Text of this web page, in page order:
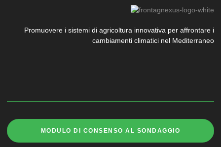
Promuovere i sistemi di agricoltura innovativa per affrontare i
cambiamenti climatici nel Mediterraneo
MODULO DI CONSENSO AL SONDAGGIO